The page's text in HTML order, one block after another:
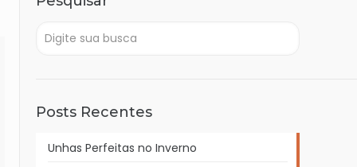
Posts Recentes
Unhas Perfeitas no Inverno